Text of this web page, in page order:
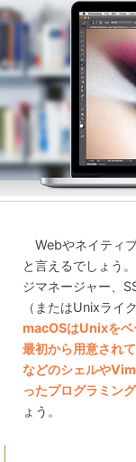
Webやネイティ
と言えるでしょう
ジマネージャー、
（またはUnixライ
macOSはUnixをベ
最初から用意され
などのシェルや
ったプログラミン
ょう。